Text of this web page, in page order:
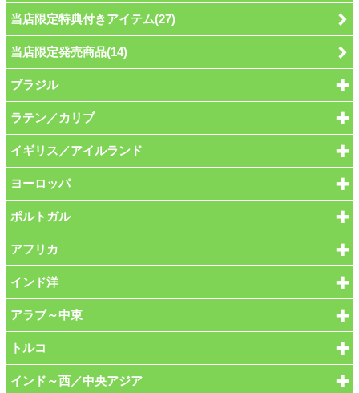
当店限定特典付きアイテム(27)
当店限定発売商品(14)
ブラジル
ラテン／カリブ
イギリス／アイルランド
ヨーロッパ
ポルトガル
アフリカ
インド洋
アラブ～中東
トルコ
インド～西／中央アジア